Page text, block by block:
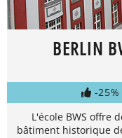
BERLIN
-
L'école BWS offre
bâtiment historique